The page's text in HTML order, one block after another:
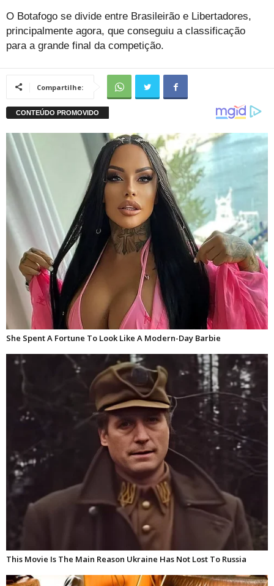
O Botafogo se divide entre Brasileirão e Libertadores,
principalmente agora, que conseguiu a classificação
para a grande final da competição.
Compartilhe: